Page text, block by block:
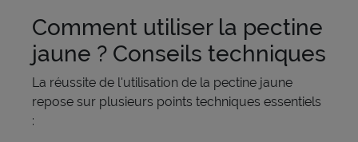
Comment utiliser la pectine
jaune ? Conseils techniques
La réussite de l'utilisation de la pectine jaune
repose sur plusieurs points techniques essentiels
: